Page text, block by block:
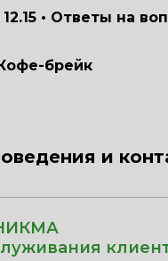
12.15 • Ответы на
Кофе-брейк
и